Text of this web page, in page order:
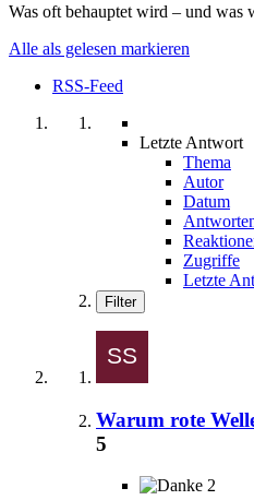
Was oft behauptet wird – und was
Alle als gelesen markieren
RSS-Feed
Letzte Antwort
Thema
Autor
Datum
Zugriffe
Letzte
Filter
Warum rote
5
2